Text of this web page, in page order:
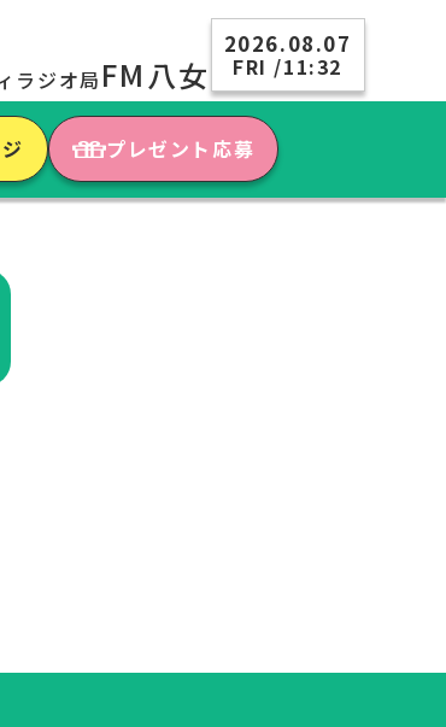
ラジオ局 FM八女
2026.08.07
FRI /11:32
プレゼント応募